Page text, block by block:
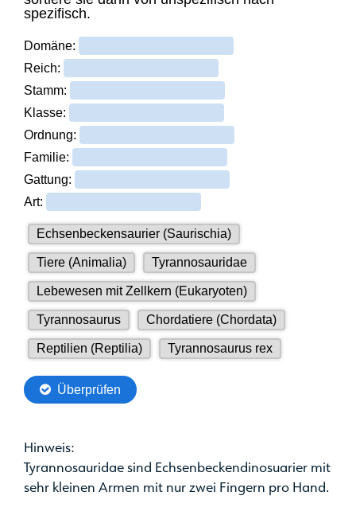
Hinweis:
Tyrannosauridae sind Echsenbeckendinosuarier mit
sehr kleinen Armen mit nur zwei Fingern pro Hand.